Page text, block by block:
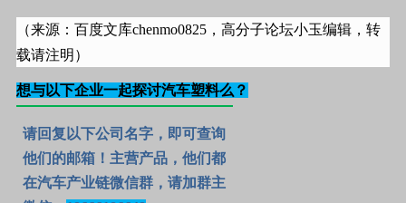
（来源：百度文库chenmo0825，高分子论坛小玉编辑，转
载请注明）
想与以下企业一起探讨汽车塑料么？
请回复以下公司名字，即可查询
他们的邮箱！主营产品，他们都
在汽车产业链微信群， 请加群主